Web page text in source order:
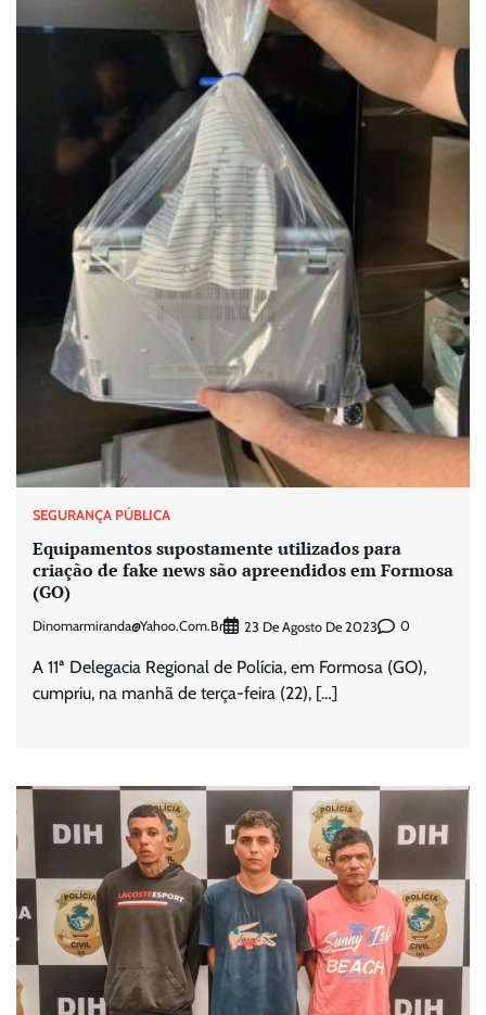
SEGURANÇA PÚBLICA
Equipamentos supostamente utilizados para
criação de fake news são apreendidos em Formosa
(GO)
Dinomarmiranda@yahoo.com.br 23 De Agosto De 2023 0
A 11ª Delegacia Regional de Polícia, em Formosa (GO),
cumpriu, na manhã de terça-feira (22), […]